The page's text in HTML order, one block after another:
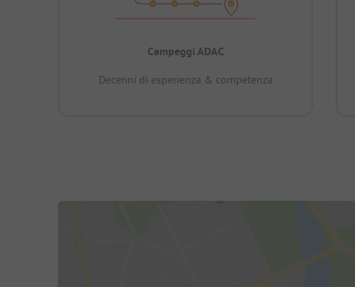
Campeggi ADAC
Decenni di esperienza & competenza